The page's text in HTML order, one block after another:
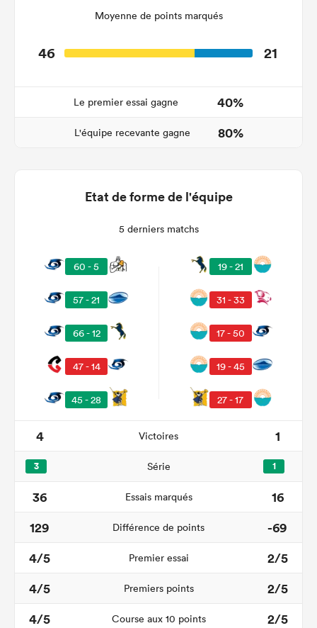
Moyenne de points marqués
46 21
Le premier essai gagne 40%
L'équipe recevante gagne 80%
Etat de forme de l'équipe
5 derniers matchs
60 - 5
57 - 21
66 - 12
47 - 14
45 - 28
19 - 21
31 - 33
17 - 50
19 - 45
27 - 17
4 Victoires 1
3 Série 1
36 Essais marqués
16
129
Différence de points
-69
4/5
Premier essai
2/5
4/5
Premiers points
2/5
4/5
Course aux 10 points 2/5